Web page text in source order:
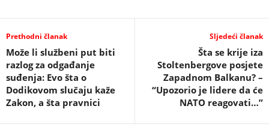
Prethodni članak
Može li službeni put biti
razlog za odgađanje
suđenja: Evo šta o
Dodikovom slučaju kaže
Zakon, a šta pravnici
Sljedeći članak
Šta se krije iza
Stoltenbergove posjete
Zapadnom Balkanu? –
“Upozorio je lidere da će
NATO reagovati…”